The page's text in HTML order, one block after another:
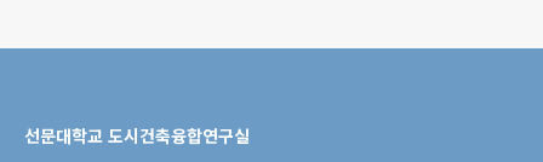
선문대학교 도시건축융합연구실